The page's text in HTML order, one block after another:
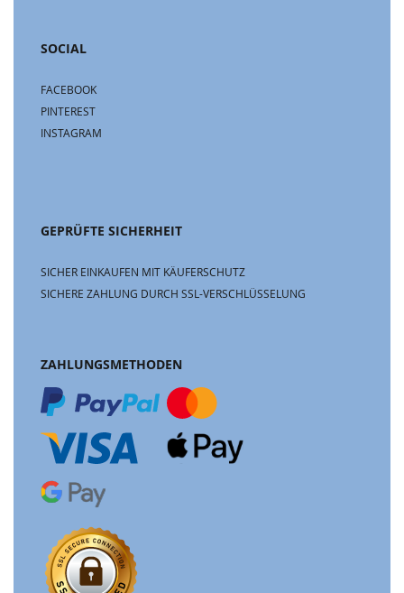
SOCIAL
FACEBOOK
PINTEREST
INSTAGRAM
GEPRÜFTE SICHERHEIT
SICHER EINKAUFEN MIT KÄUFERSCHUTZ
SICHERE ZAHLUNG DURCH SSL-VERSCHLÜSSELUNG
ZAHLUNGSMETHODEN